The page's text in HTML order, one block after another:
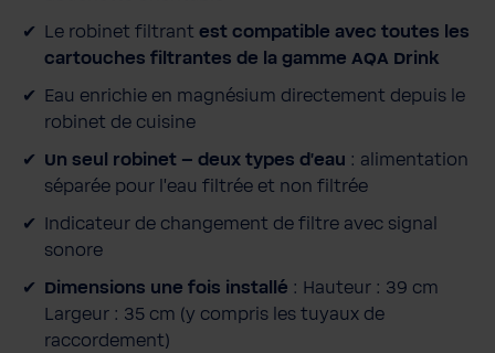
Le robinet filtrant est compatible avec toutes les
cartouches filtrantes de la gamme AQA Drink
Eau enrichie en magnésium directement depuis le
robinet de cuisine
Un seul robinet – deux types d'eau : alimentation
séparée pour l'eau filtrée et non filtrée
Indicateur de changement de filtre avec signal
sonore
Dimensions une fois installé : Hauteur : 39 cm
Largeur : 35 cm (y compris les tuyaux de
raccordement)